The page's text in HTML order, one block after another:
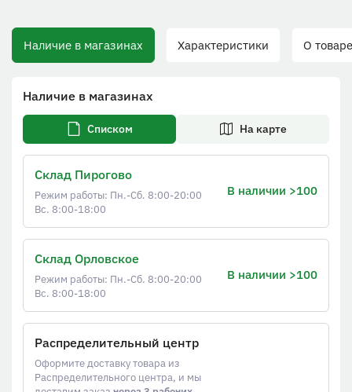
Наличие в магазинах Характеристики О товаре
Наличие в магазинах
Списком На карте
Склад Пирогово
Режим работы: Пн.-Сб. 8:00-20:00
Вс. 8:00-18:00
В наличии >100
Склад Орловское
Режим работы: Пн.-Сб. 8:00-20:00
Вс. 8:00-18:00
В наличии >100
Распределительный центр
Оформите доставку товара из
Распределительного центра, и мы